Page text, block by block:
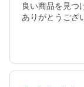
良い商品を見つ